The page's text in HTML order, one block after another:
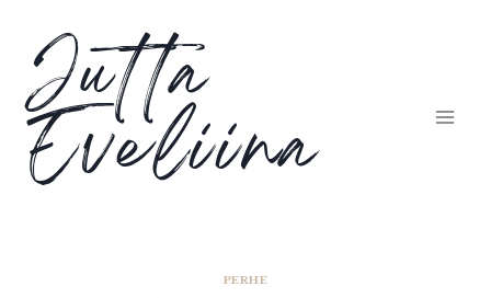
sisältöön
Jutta
Eveliina
PERHE